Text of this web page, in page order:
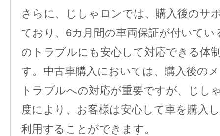
さらに、じしゃロンでは、購入後のサ
ており、6カ月間の車両保証が付いてい
のトラブルにも安心して対応できる体
す。中古車購入においては、購入後の
トラブルへの対応が重要ですが、じし
度により、お客様は安心して車を購入
利用することができます。